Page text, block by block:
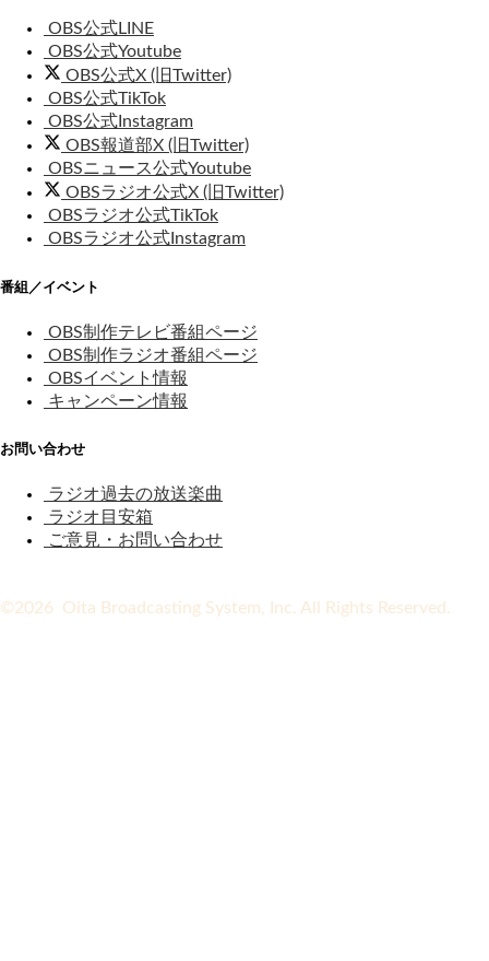
OBS公式LINE
OBS公式Youtube
OBS公式X (旧Twitter)
OBS公式TikTok
OBS公式Instagram
OBS報道部X (旧Twitter)
OBSニュース公式Youtube
OBSラジオ公式X (旧Twitter)
OBSラジオ公式TikTok
OBSラジオ公式Instagram
番組／イベント
OBS制作テレビ番組ページ
OBS制作ラジオ番組ページ
OBSイベント情報
キャンペーン情報
お問い合わせ
ラジオ過去の放送楽曲
ラジオ目安箱
ご意見・お問い合わせ
©2026 Oita Broadcasting System, Inc. All Rights Reserved.